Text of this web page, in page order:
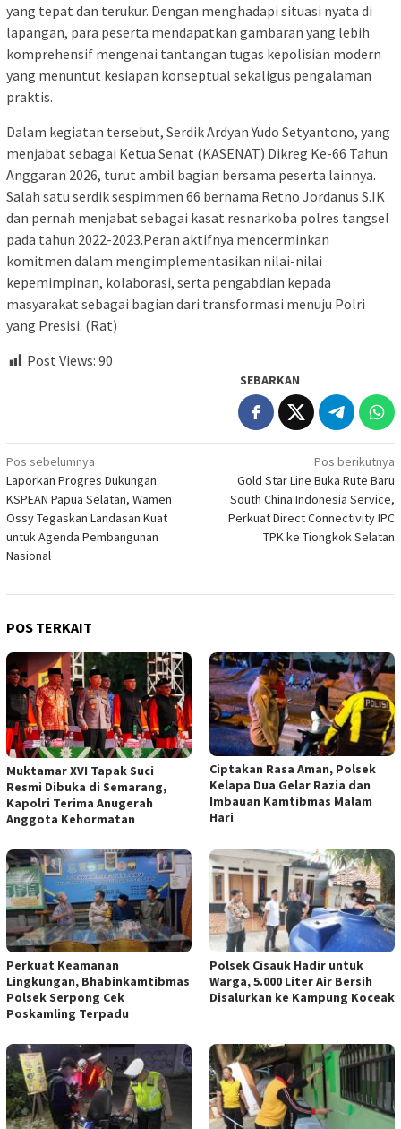
yang tepat dan terukur. Dengan menghadapi situasi nyata di
lapangan, para peserta mendapatkan gambaran yang lebih
komprehensif mengenai tantangan tugas kepolisian modern
yang menuntut kesiapan konseptual sekaligus pengalaman
praktis.
Dalam kegiatan tersebut, Serdik Ardyan Yudo Setyantono, yang
menjabat sebagai Ketua Senat (KASENAT) Dikreg Ke-66 Tahun
Anggaran 2026, turut ambil bagian bersama peserta lainnya.
Salah satu serdik sespimmen 66 bernama Retno Jordanus S.IK
dan pernah menjabat sebagai kasat resnarkoba polres tangsel
pada tahun 2022-2023.Peran aktifnya mencerminkan
komitmen dalam mengimplementasikan nilai-nilai
kepemimpinan, kolaborasi, serta pengabdian kepada
masyarakat sebagai bagian dari transformasi menuju Polri
yang Presisi. (Rat)
Post Views: 90
SEBARKAN
Navigasi
pos
Pos sebelumnya
Laporkan Progres Dukungan
KSPEAN Papua Selatan, Wamen
Ossy Tegaskan Landasan Kuat
untuk Agenda Pembangunan
Nasional
Pos berikutnya
Gold Star Line Buka Rute Baru
South China Indonesia Service,
Perkuat Direct Connectivity IPC
TPK ke Tiongkok Selatan
POS TERKAIT
Muktamar XVI Tapak Suci
Resmi Dibuka di Semarang,
Kapolri Terima Anugerah
Anggota Kehormatan
Ciptakan Rasa Aman, Polsek
Kelapa Dua Gelar Razia dan
Imbauan Kamtibmas Malam
Hari
Perkuat Keamanan
Lingkungan, Bhabinkamtibmas
Polsek Serpong Cek
Poskamling Terpadu
Polsek Cisauk Hadir untuk
Warga, 5.000 Liter Air Bersih
Disalurkan ke Kampung Koceak